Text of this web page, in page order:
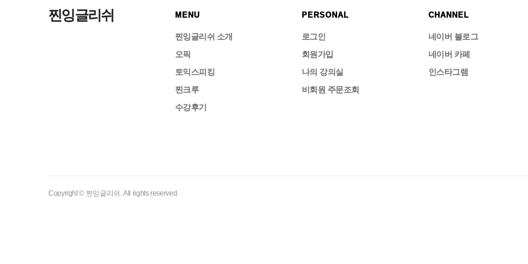
찐잉글리쉬 MENU
찐잉글리쉬 소개
오픽
토익스피킹
찐크루
수강후기
PERSONAL
로그인
회원가입
나의 강의실
비회원 주문조회
CHANNEL
네이버 블로그
네이버 카페
인스타그램
Copyright © 찐잉글리쉬. All rights reserved.